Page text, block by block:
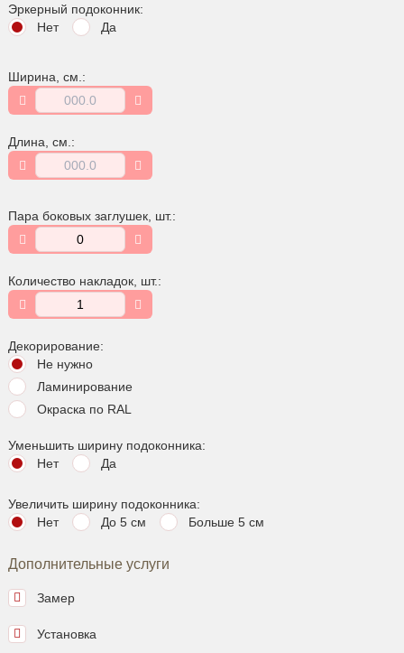
Эркерный подоконник:
Нет
Да
Ширина , см.:
Длина , см.:
Пара боковых заглушек, шт.:
Количество накладок, шт.:
Декорирование:
Не нужно
Ламинирование
Окраска по RAL
Уменьшить ширину подоконника:
Нет
Да
Увеличить ширину подоконника:
Нет
До 5 см Больше 5 см
Дополнительные услуги
Замер
Установка